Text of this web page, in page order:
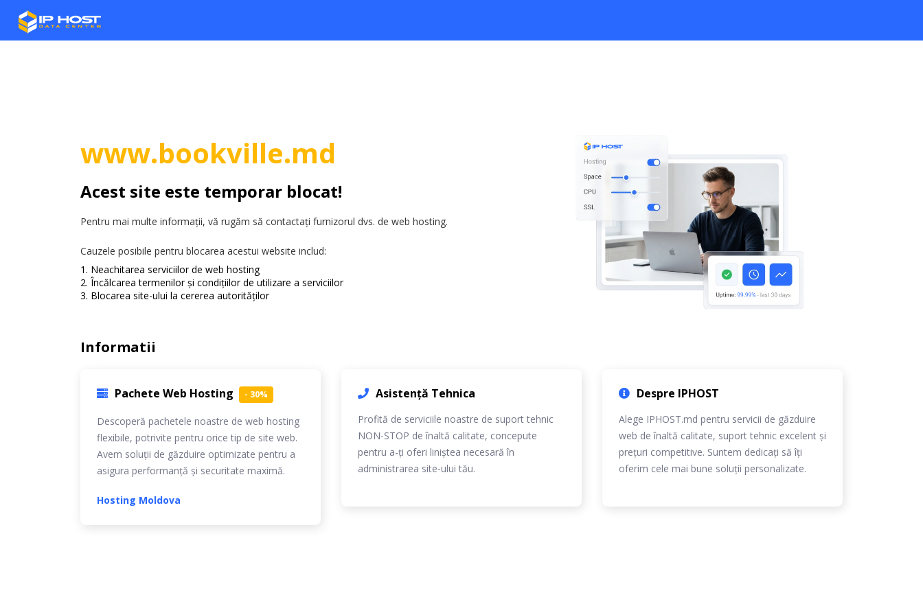
www.bookville.md
Acest site este temporar blocat!
Pentru mai multe informații, vă rugăm să contactați furnizorul dvs. de web hosting.
Cauzele posibile pentru blocarea acestui website includ:
Neachitarea serviciilor de web hosting
Încălcarea termenilor și condițiilor de utilizare a serviciilor
Blocarea site-ului la cererea autorităților
Informatii
Pachete Web Hosting - 30%
Descoperă pachetele noastre de web hosting
flexibile, potrivite pentru orice tip de site web.
Avem soluții de găzduire optimizate pentru a
asigura performanță și securitate maximă.
Hosting Moldova
Asistență Tehnica
Profită de serviciile noastre de suport tehnic
NON-STOP de înaltă calitate, concepute
pentru a-ți oferi liniștea necesară în
administrarea site-ului tău.
Despre IPHOST
Alege IPHOST.md pentru servicii de găzduire
web de înaltă calitate, suport tehnic excelent și
prețuri competitive. Suntem dedicați să îți
oferim cele mai bune soluții personalizate.